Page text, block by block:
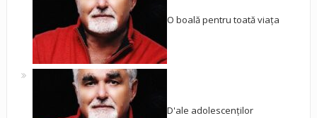
O boală pentru toată viața
D'ale adolescenților